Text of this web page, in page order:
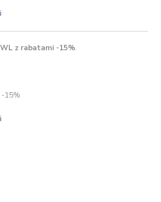
z rabatami -15%.
15%